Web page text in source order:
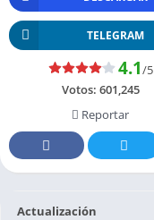
TELEGRAM
4.1/5
Votos: 601,245
Reportar
Actualización